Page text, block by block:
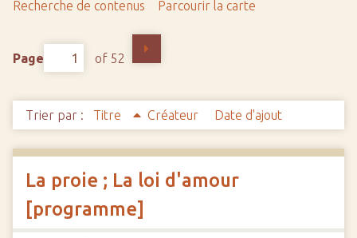
Recherche de contenus
Parcourir la carte
Page of 52
Trier par : Titre Créateur Date d'ajout
La proie ; La loi d'amour
[programme]